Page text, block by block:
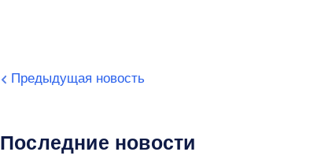
Предыдущая новость
Последние новости